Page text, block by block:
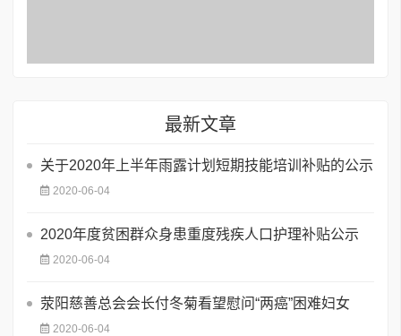
最新文章
关于2020年上半年雨露计划短期技能培训补贴的公示
2020-06-04
2020年度贫困群众身患重度残疾人口护理补贴公示
2020-06-04
荥阳慈善总会会长付冬菊看望慰问“两癌”困难妇女
2020-06-04